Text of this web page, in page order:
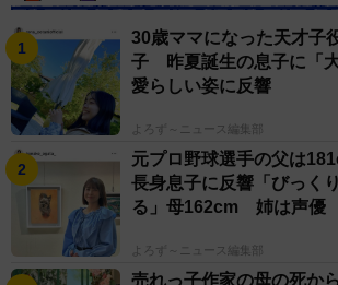
30歳ママになった天才子
子 昨夏誕生の息子に「大
愛らしい姿に反響
よろず～ニュース編集部
元プロ野球選手の父は
長身息子に反響「びっく
る」母162cm 姉は声優
よろず～ニュース編集部
売れっ子作家の母の死か